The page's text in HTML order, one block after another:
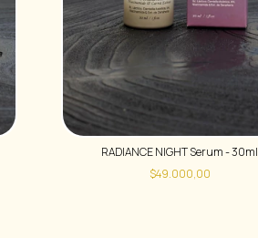
RADIANCE NIGHT Serum - 30ml
$49.000,00